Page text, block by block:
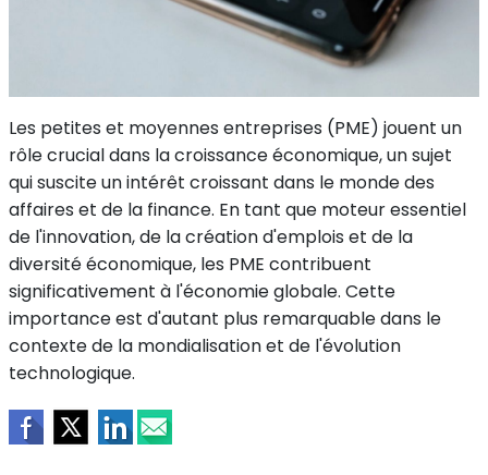
Les petites et moyennes entreprises (PME) jouent un
rôle crucial dans la croissance économique, un sujet
qui suscite un intérêt croissant dans le monde des
affaires et de la finance. En tant que moteur essentiel
de l'innovation, de la création d'emplois et de la
diversité économique, les PME contribuent
significativement à l'économie globale. Cette
importance est d'autant plus remarquable dans le
contexte de la mondialisation et de l'évolution
technologique.